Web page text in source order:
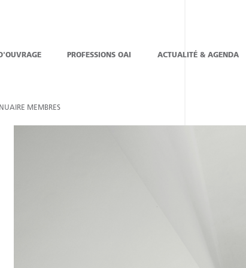
PROFESSIONS OAI ACTUALITÉ & AGENDA
MEMBRES